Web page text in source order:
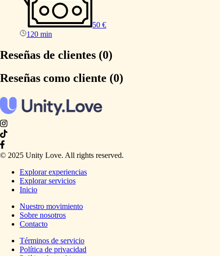
50 €
120 min
Reseñas de clientes (0)
Reseñas como cliente (0)
© 2025 Unity Love. All rights reserved.
Explorar experiencias
Explorar servicios
Inicio
Nuestro movimiento
Sobre nosotros
Contacto
Términos de servicio
Política de privacidad